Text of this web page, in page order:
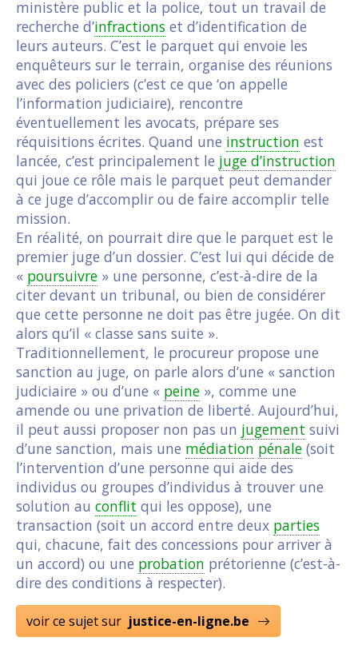
ministère public et la police, tout un travail de
recherche d’infractions et d’identification de
leurs auteurs. C’est le parquet qui envoie les
enquêteurs sur le terrain, organise des réunions
avec des policiers (c’est ce que ‘on appelle
l’information judiciaire), rencontre
éventuellement les avocats, prépare ses
réquisitions écrites. Quand une instruction est
lancée, c’est principalement le juge d’instruction
qui joue ce rôle mais le parquet peut demander
à ce juge d’accomplir ou de faire accomplir telle
mission.
En réalité, on pourrait dire que le parquet est le
premier juge d’un dossier. C’est lui qui décide de
« poursuivre » une personne, c’est-à-dire de la
citer devant un tribunal, ou bien de considérer
que cette personne ne doit pas être jugée. On dit
alors qu’il « classe sans suite ».
Traditionnellement, le procureur propose une
sanction au juge, on parle alors d’une « sanction
judiciaire » ou d’une « peine », comme une
amende ou une privation de liberté. Aujourd’hui,
il peut aussi proposer non pas un jugement suivi
d’une sanction, mais une médiation pénale (soit
l’intervention d’une personne qui aide des
individus ou groupes d’individus à trouver une
solution au conflit qui les oppose), une
transaction (soit un accord entre deux parties
qui, chacune, fait des concessions pour arriver à
un accord) ou une probation prétorienne (c’est-à-
dire des conditions à respecter).
voir ce sujet sur justice-en-ligne.be